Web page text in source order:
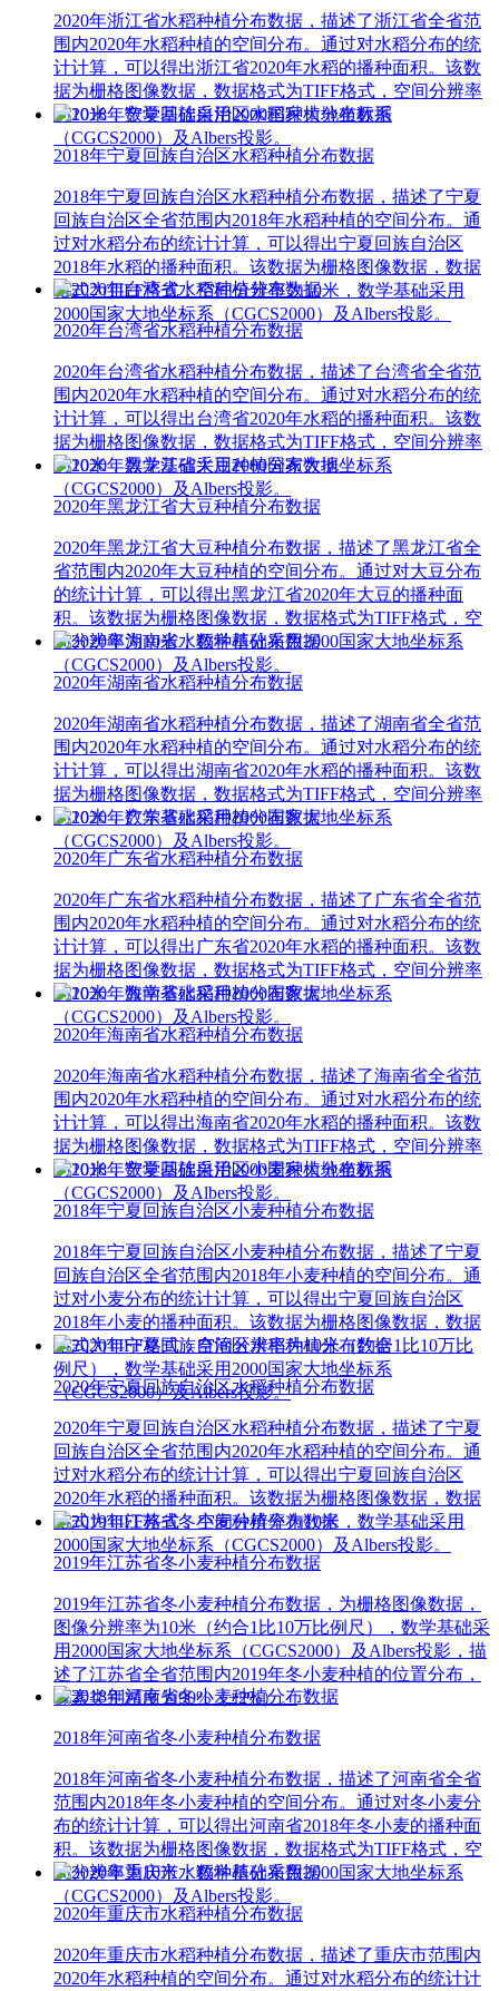
2020年浙江省水稻种植分布数据，描述了浙江省全省范
围内2020年水稻种植的空间分布。通过对水稻分布的统
计计算，可以得出浙江省2020年水稻的播种面积。该数
据为栅格图像数据，数据格式为TIFF格式，空间分辨率
为10米，数学基础采用2000国家大地坐标系
（CGCS2000）及Albers投影。
2018年宁夏回族自治区水稻种植分布数据
2018年宁夏回族自治区水稻种植分布数据，描述了宁夏
回族自治区全省范围内2018年水稻种植的空间分布。通
过对水稻分布的统计计算，可以得出宁夏回族自治区
2018年水稻的播种面积。该数据为栅格图像数据，数据
格式为TIFF格式，空间分辨率为10米，数学基础采用
2000国家大地坐标系（CGCS2000）及Albers投影。
2020年台湾省水稻种植分布数据
2020年台湾省水稻种植分布数据，描述了台湾省全省范
围内2020年水稻种植的空间分布。通过对水稻分布的统
计计算，可以得出台湾省2020年水稻的播种面积。该数
据为栅格图像数据，数据格式为TIFF格式，空间分辨率
为10米，数学基础采用2000国家大地坐标系
（CGCS2000）及Albers投影。
2020年黑龙江省大豆种植分布数据
2020年黑龙江省大豆种植分布数据，描述了黑龙江省全
省范围内2020年大豆种植的空间分布。通过对大豆分布
的统计计算，可以得出黑龙江省2020年大豆的播种面
积。该数据为栅格图像数据，数据格式为TIFF格式，空
间分辨率为10米，数学基础采用2000国家大地坐标系
（CGCS2000）及Albers投影。
2020年湖南省水稻种植分布数据
2020年湖南省水稻种植分布数据，描述了湖南省全省范
围内2020年水稻种植的空间分布。通过对水稻分布的统
计计算，可以得出湖南省2020年水稻的播种面积。该数
据为栅格图像数据，数据格式为TIFF格式，空间分辨率
为10米，数学基础采用2000国家大地坐标系
（CGCS2000）及Albers投影。
2020年广东省水稻种植分布数据
2020年广东省水稻种植分布数据，描述了广东省全省范
围内2020年水稻种植的空间分布。通过对水稻分布的统
计计算，可以得出广东省2020年水稻的播种面积。该数
据为栅格图像数据，数据格式为TIFF格式，空间分辨率
为10米，数学基础采用2000国家大地坐标系
（CGCS2000）及Albers投影。
2020年海南省水稻种植分布数据
2020年海南省水稻种植分布数据，描述了海南省全省范
围内2020年水稻种植的空间分布。通过对水稻分布的统
计计算，可以得出海南省2020年水稻的播种面积。该数
据为栅格图像数据，数据格式为TIFF格式，空间分辨率
为10米，数学基础采用2000国家大地坐标系
（CGCS2000）及Albers投影。
2018年宁夏回族自治区小麦种植分布数据
2018年宁夏回族自治区小麦种植分布数据，描述了宁夏
回族自治区全省范围内2018年小麦种植的空间分布。通
过对小麦分布的统计计算，可以得出宁夏回族自治区
2018年小麦的播种面积。该数据为栅格图像数据，数据
格式为TIFF格式，空间分辨率为10米（约合1比10万比
例尺），数学基础采用2000国家大地坐标系
（CGCS2000）及Albers投影。
2020年宁夏回族自治区水稻种植分布数据
2020年宁夏回族自治区水稻种植分布数据，描述了宁夏
回族自治区全省范围内2020年水稻种植的空间分布。通
过对水稻分布的统计计算，可以得出宁夏回族自治区
2020年水稻的播种面积。该数据为栅格图像数据，数据
格式为TIFF格式，空间分辨率为10米，数学基础采用
2000国家大地坐标系（CGCS2000）及Albers投影。
2019年江苏省冬小麦种植分布数据
2019年江苏省冬小麦种植分布数据，为栅格图像数据，
图像分辨率为10米（约合1比10万比例尺），数学基础采
用2000国家大地坐标系（CGCS2000）及Albers投影，描
述了江苏省全省范围内2019年冬小麦种植的位置分布，
像素类别精度为90%（±2%）。
2018年河南省冬小麦种植分布数据
2018年河南省冬小麦种植分布数据，描述了河南省全省
范围内2018年冬小麦种植的空间分布。通过对冬小麦分
布的统计计算，可以得出河南省2018年冬小麦的播种面
积。该数据为栅格图像数据，数据格式为TIFF格式，空
间分辨率为10米，数学基础采用2000国家大地坐标系
（CGCS2000）及Albers投影。
2020年重庆市水稻种植分布数据
2020年重庆市水稻种植分布数据，描述了重庆市范围内
2020年水稻种植的空间分布。通过对水稻分布的统计计